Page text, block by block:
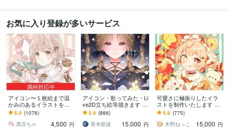
お気に入り登録が多いサービス
満枠対応中
アイコン〜１枚絵まで温
かみのあるイラストを描
きます ★ココナラ自体が
初めての方も、お気軽に
ご相談ください♪★
5.0 (1076)
黒豆ちゃ
4,500 円
アイコン・歌ってみた・Li
ve2D立ち絵等描きます ち
びキャラや配信用イラス
ト等、幅広く制作してい
ます！
5.0 (886)
茶木藍波
15,000 円
可愛さに極振りしたイラ
ストを制作いたします ★
商用利用＆二次利用込
み！ミニキャラは小物２
点まで無料！★
5.0 (775)
木野ねっこ
15,000 円